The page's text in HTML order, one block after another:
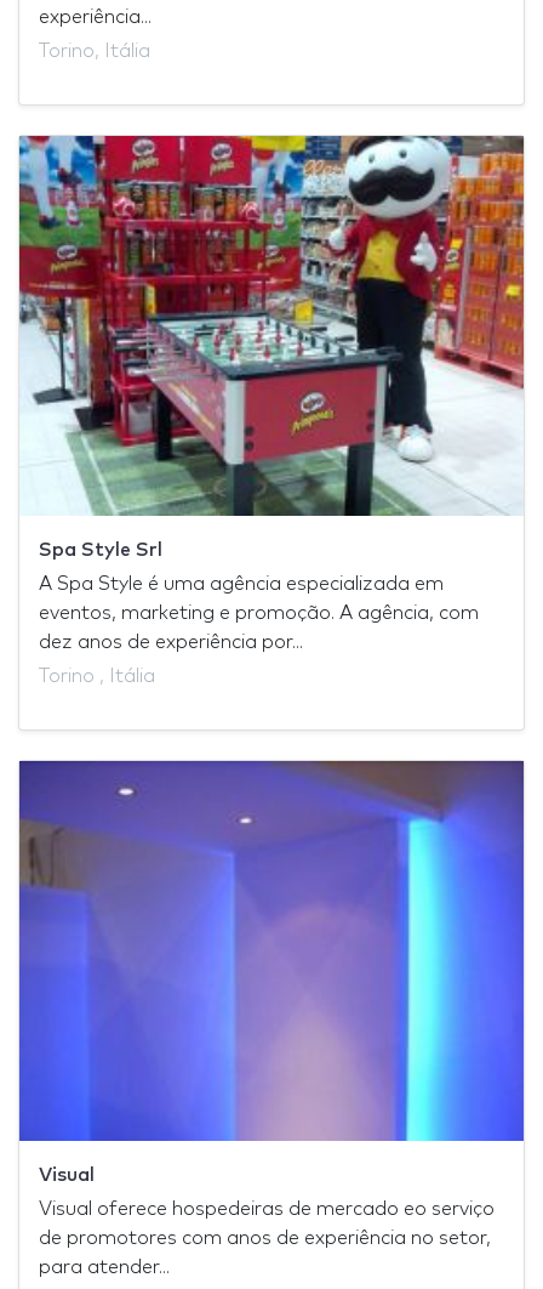
experiência...
Torino, Itália
Spa Style Srl
A Spa Style é uma agência especializada em
eventos, marketing e promoção. A agência, com
dez anos de experiência por...
Torino , Itália
Visual
Visual oferece hospedeiras de mercado eo serviço
de promotores com anos de experiência no setor,
para atender...